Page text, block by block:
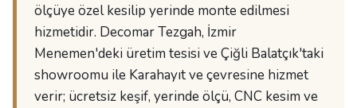
ölçüye özel kesilip yerinde monte edilmesi
hizmetidir. Decomar Tezgah, İzmir
Menemen'deki üretim tesisi ve Çiğli Balatçık'taki
showroomu ile Karahayıt ve çevresine hizmet
verir; ücretsiz keşif, yerinde ölçü, CNC kesim ve